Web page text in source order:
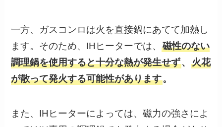
一方、ガスコンロは火を直接鍋にあてて加熱し
ます。そのため、IHヒーターでは、磁性のない
調理鍋を使用すると十分な熱が発生せず、火花
が散って発火する可能性があります。
また、IHヒーターによっては、磁力の強さによ